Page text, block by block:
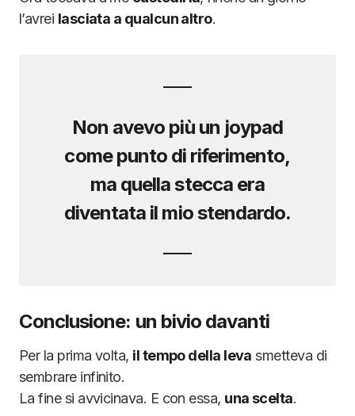
l’avrei lasciata a qualcun altro.
Non avevo più un joypad
come punto di riferimento,
ma quella stecca era
diventata il mio stendardo.
Conclusione: un bivio davanti
Per la prima volta, il tempo della leva smetteva di
sembrare infinito.
La fine si avvicinava. E con essa, una scelta.